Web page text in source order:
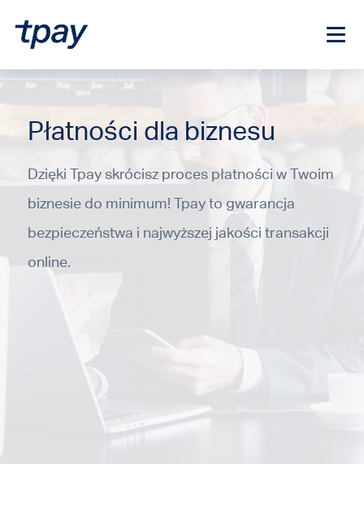
Płatności dla biznesu
Dzięki Tpay skrócisz proces płatności w Twoim
biznesie do minimum! Tpay to gwarancja
bezpieczeństwa i najwyższej jakości transakcji
online.